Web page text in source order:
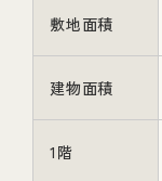
敷地面積
建物面積
1階